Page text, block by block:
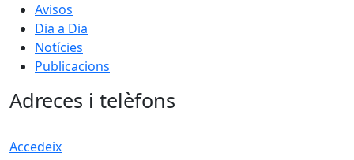
Avisos
Dia a Dia
Notícies
Publicacions
Adreces i telèfons
Accedeix